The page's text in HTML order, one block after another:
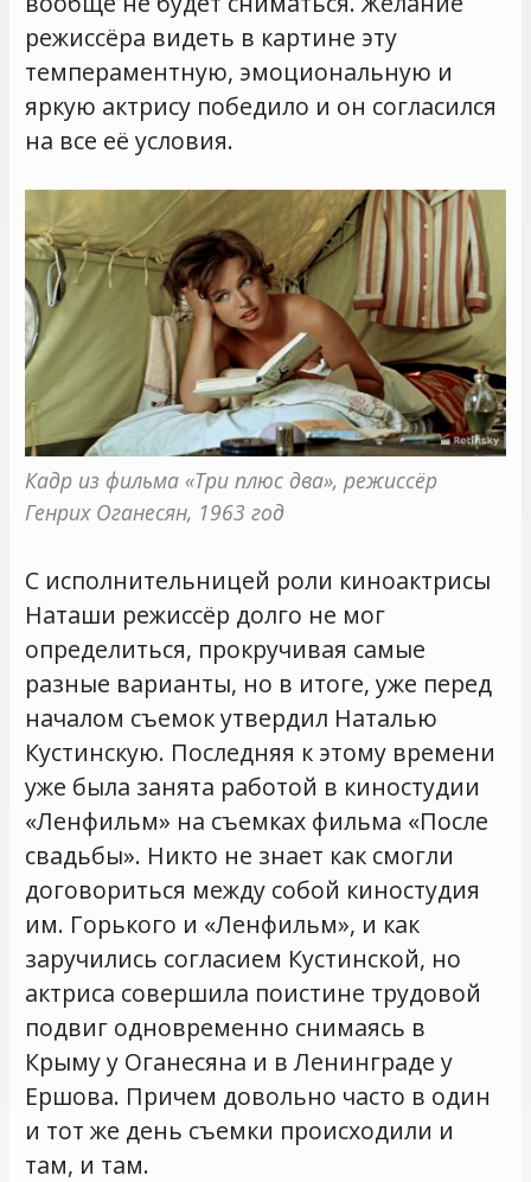
режиссёра видеть в картине эту
темпераментную, эмоциональную и
яркую актрису победило и он согласился
на все её условия.
Кадр из фильма «Три плюс два», режиссёр
Генрих Оганесян, 1963 год
С исполнительницей роли киноактрисы
Наташи режиссёр долго не мог
определиться, прокручивая самые
разные варианты, но в итоге, уже перед
началом съемок утвердил Наталью
Кустинскую. Последняя к этому времени
уже была занята работой в киностудии
«Ленфильм» на съемках фильма «После
свадьбы». Никто не знает как смогли
договориться между собой киностудия
им. Горького и «Ленфильм», и как
заручились согласием Кустинской, но
актриса совершила поистине трудовой
подвиг одновременно снимаясь в
Крыму у Оганесяна и в Ленинграде у
Ершова. Причем довольно часто в один
и тот же день съемки происходили и
там, и там.